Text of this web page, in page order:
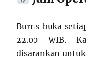
Burns buka
22.00 WIB.
disarankan